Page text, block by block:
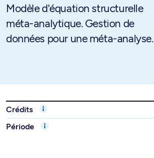
Modèle d'équation structurelle
méta-analytique. Gestion de
données pour une méta-analyse.
Crédits
Période